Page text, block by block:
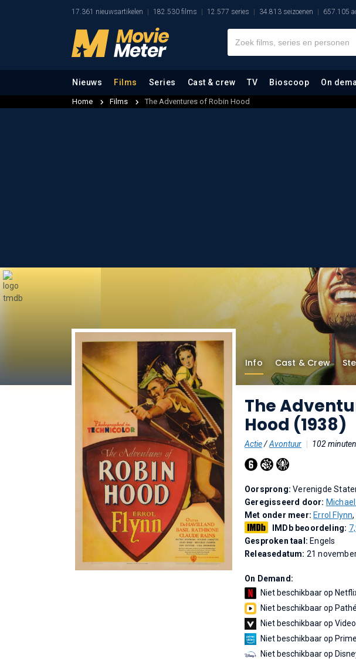
17.361 nieuwsartikelen 182.530 films 12.577 series 34.813 seizoenen 657.105
Nieuws Films Series Cast & crew TV Bioscoop On
Home Films The Adventures of Robin Hood
Info Cast & Crew
The
Hood (1938)
Actie/Avontuur 102 minuten
Oorsprong:Verenigde
Geregisseerd door:
Met onder meer: Errol Flynn,
IMDb beoordeling:
Gesproken taal: Engels
Releasedatum: 21
On Demand:
Niet beschikbaar op
Niet beschikbaar op
Niet beschikbaar op
Niet beschikbaar op
Niet beschikbaar op